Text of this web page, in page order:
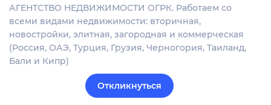
АГЕНТСТВО НЕДВИЖИМОСТИ ОГРК. Работаем со
всеми видами недвижимости: вторичная,
новостройки, элитная, загородная и коммерческая
(Россия, ОАЭ, Турция, Грузия, Черногория, Таиланд,
Бали и Кипр)
Откликнуться